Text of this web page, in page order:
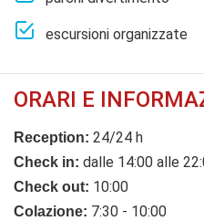
escursioni organizzate
ORARI E
Reception: 24/24 h
Check in: dalle 14:00 alle
Check out: 10:00
Colazione: 7:30 - 10:00